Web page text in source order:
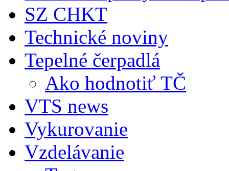
SZ CHKT
Technické noviny
Tepelné čerpadlá
Ako hodnotiť TČ
VTS news
Vykurovanie
Vzdelávanie